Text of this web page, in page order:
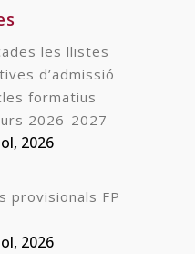
les llistes
d’admissió
formatius
2026-2027
2026
provisionals FP
2026